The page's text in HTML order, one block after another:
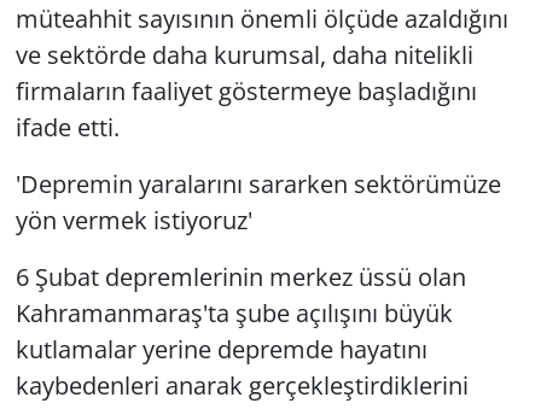
müteahhit sayısının önemli ölçüde azaldığını
ve sektörde daha kurumsal, daha nitelikli
firmaların faaliyet göstermeye başladığını
ifade etti.
'Depremin yaralarını sararken sektörümüze
yön vermek istiyoruz'
6 Şubat depremlerinin merkez üssü olan
Kahramanmaraş'ta şube açılışını büyük
kutlamalar yerine depremde hayatını
kaybedenleri anarak gerçekleştirdiklerini